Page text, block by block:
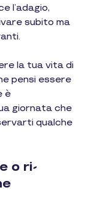
l’adagio,
subito ma
la tua vita di
pensi essere
è
giornata che
qualche
o ri-